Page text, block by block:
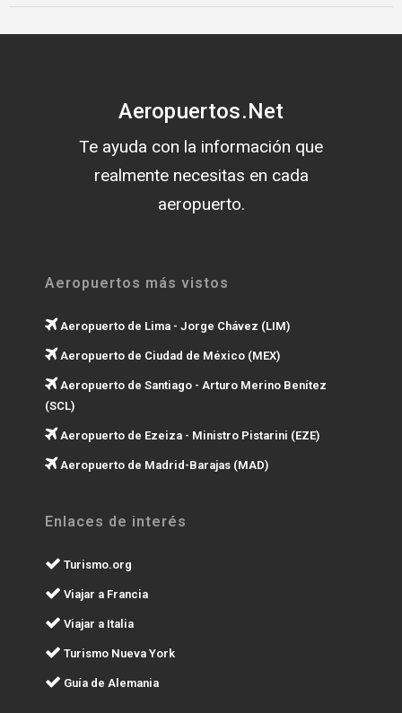
Aeropuertos.Net
Te ayuda con la información que
realmente necesitas en cada
aeropuerto.
Aeropuertos más vistos
Aeropuerto de Lima - Jorge Chávez (LIM)
Aeropuerto de Ciudad de México (MEX)
Aeropuerto de Santiago - Arturo Merino Benítez
(SCL)
Aeropuerto de Ezeiza - Ministro Pistarini (EZE)
Aeropuerto de Madrid-Barajas (MAD)
Enlaces de interés
Turismo.org
Viajar a Francia
Viajar a Italia
Turismo Nueva York
Guía de Alemania